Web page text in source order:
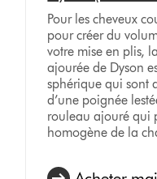
Pour les cheveux
pour créer du
votre mise en plis,
ajourée de Dyson
sphérique qui sont
d’une poignée
rouleau ajouré qui
homogène de la